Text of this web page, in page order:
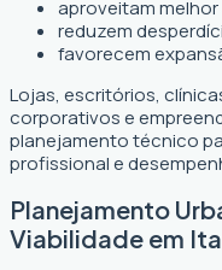
aproveitam
reduzem
favorecem
Lojas, escritórios,
corporativos e
planejamento técnico
profissional e
Planejamento
Viabilidade em